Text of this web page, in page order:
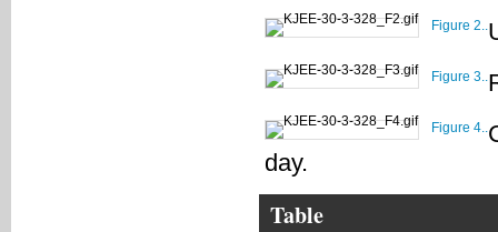
Figure 2..
Figure 3..
Figure 4..
day.
Table